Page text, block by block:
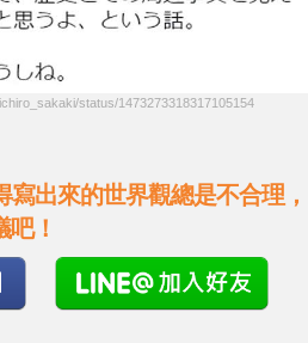
status/1473273318317105154
出來的世界觀總是不合理，
！